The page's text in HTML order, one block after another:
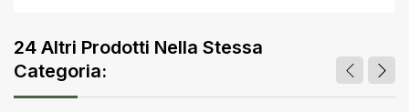
24 Altri Prodotti Nella Stessa
Categoria: